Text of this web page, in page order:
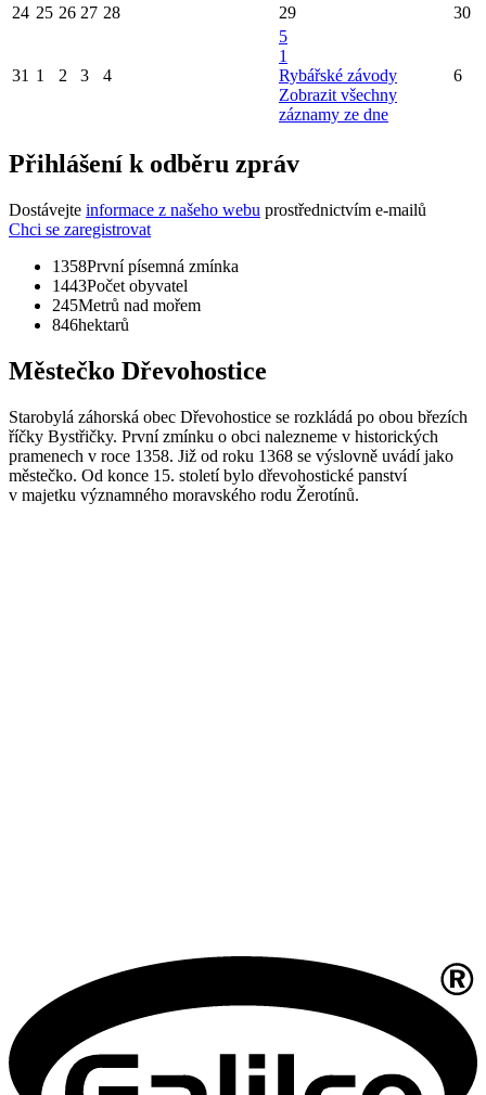
24 25 26 27 28 29 30
31 1 2 3 4
5
1
Rybářské závody
Zobrazit všechny
záznamy ze dne
6
Přihlášení k odběru zpráv
Dostávejte informace z našeho webu prostřednictvím e-mailů
Chci se zaregistrovat
1358První písemná zmínka
1443Počet obyvatel
245Metrů nad mořem
846hektarů
Městečko Dřevohostice
Starobylá záhorská obec Dřevohostice se rozkládá po obou březích
říčky Bystřičky. První zmínku o obci nalezneme v historických
pramenech v roce 1358. Již od roku 1368 se výslovně uvádí jako
městečko. Od konce 15. století bylo dřevohostické panství
v majetku významného moravského rodu Žerotínů.